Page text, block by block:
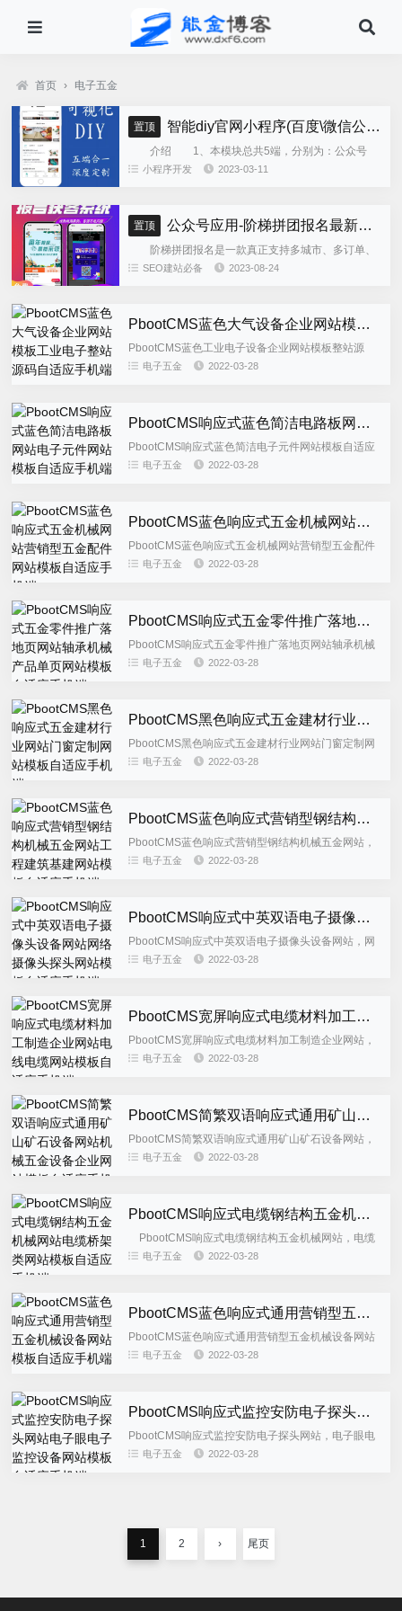
首页 › 电子五金
置顶 智能diy官网小程序(百度\微信公众号\微信小程序\支付宝\抖音小程序)独立版
介绍 1、本模块总共5端，分别为：公众号
h5、微信小程序、百度小程序、支付宝小程序、......
小程序开发 2023-03-11
置顶 公众号应用-阶梯拼团报名最新版本源码程序
阶梯拼团报名是一款真正支持多城市、多订单、
全供应链商业模式，订单统计、核销、一键导出等强
SEO建站必备 2023-08-24
PbootCMS蓝色大气设备企业网站模板工业电子整站源码自适应手机端
PbootCMS蓝色工业电子设备企业网站模板整站源
码，此模板自适应PC+WAP，适合工业产品类等企业
电子五金 2022-03-28
PbootCMS响应式蓝色简洁电路板网站电子元件网站模板自适应手机端
PbootCMS响应式蓝色简洁电子元件网站模板自适应
手机端,电路板网站源码，此模板为响应式布局，适应
电子五金 2022-03-28
PbootCMS蓝色响应式五金机械网站营销型五金配件网站模板自适应手机端
PbootCMS蓝色响应式五金机械网站营销型五金配件
网站模板自适应手机端，蓝色营销型五金配件网站源
电子五金 2022-03-28
PbootCMS响应式五金零件推广落地页网站轴承机械产品单页网站模板自适应手机端
PbootCMS响应式五金零件推广落地页网站轴承机械
产品单页网站模板自适应手机端，五金零件落地页推
电子五金 2022-03-28
PbootCMS黑色响应式五金建材行业网站门窗定制网站模板自适应手机端
PbootCMS黑色响应式五金建材行业网站门窗定制网
站模板自适应手机端，五金建材行业网站源码，此模
电子五金 2022-03-28
PbootCMS蓝色响应式营销型钢结构机械五金网站工程建筑基建网站模板自适应手机端
PbootCMS蓝色响应式营销型钢结构机械五金网站，
工程建筑基建网站模板自适应手机端，此模板为自适
电子五金 2022-03-28
PbootCMS响应式中英双语电子摄像头设备网站网络摄像头探头网站模板自适应手机端
PbootCMS响应式中英双语电子摄像头设备网站，网
络摄像头探头网站模板自适应手机端，此模板为自适
电子五金 2022-03-28
PbootCMS宽屏响应式电缆材料加工制造企业网站电线电缆网站模板自适应手机端
PbootCMS宽屏响应式电缆材料加工制造企业网站，
电线电缆网站模板自适应手机端，此模板为自适应网
电子五金 2022-03-28
PbootCMS简繁双语响应式通用矿山矿石设备网站机械五金设备企业网站模板自适应手机端
PbootCMS简繁双语响应式通用矿山矿石设备网站，
机械五金设备企业网站模板自适应手机端，此模板为
电子五金 2022-03-28
PbootCMS响应式电缆钢结构五金机械网站电缆桥架类网站模板自适应手机端
PbootCMS响应式电缆钢结构五金机械网站，电缆
桥架类网站模板自适应手机端，此模板为自适应网站
电子五金 2022-03-28
PbootCMS蓝色响应式通用营销型五金机械设备网站模板自适应手机端
PbootCMS蓝色响应式通用营销型五金机械设备网站
模板自适应手机端、五金机械网站等企业，后台栏目
电子五金 2022-03-28
PbootCMS响应式监控安防电子探头网站电子眼电子监控设备网站模板自适应手机端
PbootCMS响应式监控安防电子探头网站，电子眼电
子监控设备网站模板自适应手机端，本模板为响应式
电子五金 2022-03-28
1 2 › 尾页